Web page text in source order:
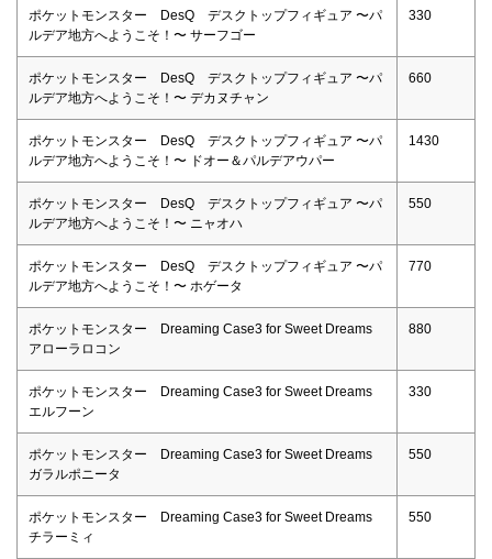
ポケットモンスター DesQ デスクトップフィギュア 〜パ
ルデア地方へようこそ！〜 サーフゴー
330
ポケットモンスター DesQ デスクトップフィギュア 〜パ
ルデア地方へようこそ！〜 デカヌチャン
660
ポケットモンスター DesQ デスクトップフィギュア 〜パ
ルデア地方へようこそ！〜 ドオー＆パルデアウパー
1430
ポケットモンスター DesQ デスクトップフィギュア 〜パ
ルデア地方へようこそ！〜 ニャオハ
550
ポケットモンスター DesQ デスクトップフィギュア 〜パ
ルデア地方へようこそ！〜 ホゲータ
770
ポケットモンスター Dreaming Case3 for Sweet Dreams
アローラロコン
880
ポケットモンスター Dreaming Case3 for Sweet Dreams
エルフーン
330
ポケットモンスター Dreaming Case3 for Sweet Dreams
ガラルポニータ
550
ポケットモンスター Dreaming Case3 for Sweet Dreams
チラーミィ
550